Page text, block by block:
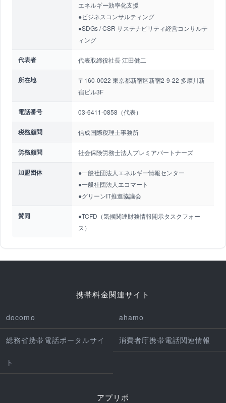
エネルギー効率化支援
●ビジネスコンサルティング
●SDGs / CSR サステナビリティ経営コンサルテ
ィング
代表者 代表取締役社長 江田健二
所在地
〒160-0022 東京都新宿区新宿2-9-22 多摩川新
宿ビル3F
電話番号 03-6411-0858（代表）
税務顧問 信成国際税理士事務所
労務顧問 社会保険労務士法人プレミアパートナーズ
加盟団体
●一般社団法人エネルギー情報センター
●一般社団法人エコマート
●グリーンIT推進協議会
賛同
●TCFD（気候関連財務情報開示タスクフォー
ス）
携帯料金関連サイト
docomo ahamo
総務省携帯電話ポータルサイ
ト
消費者庁携帯電話関連情報
アプリポ